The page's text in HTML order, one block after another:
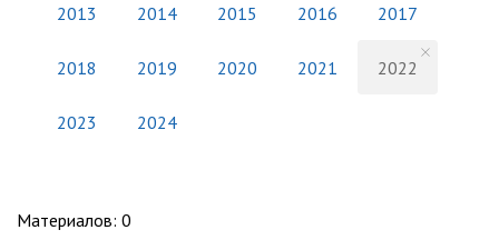
2013 2014 2015 2016 2017
2018 2019 2020 2021 2022
2023 2024
Материалов: 0